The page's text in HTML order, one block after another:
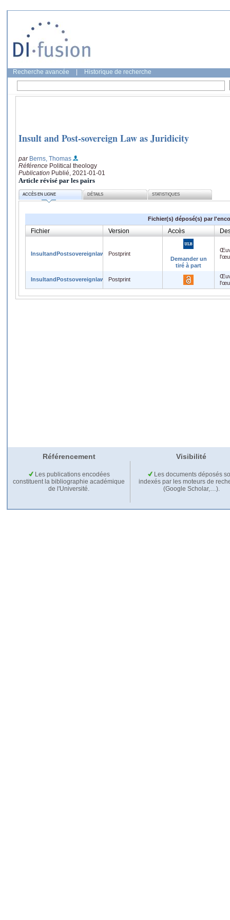
Recherche avancée Historique de recherche
Insult and Post-sovereign Law as Juridicity
par Berns, Thomas
Référence Political theology
Publication Publié, 2021-01-01
Article révisé par les pairs
ACCÈS EN LIGNE DÉTAILS STATISTIQUES
Fichier(s) déposé(s) par
Fichier Version Accès
InsultandPostsovereignlaw.docPostprint
Demander un
tiré à part
InsultandPostsovereignlaw.docPostprint
Référencement Visibilité
Les publications encodées
constituent la bibliographie académique
de l'Université.
Les documents déposés
indexés par les moteurs de
(Google Scholar,…).